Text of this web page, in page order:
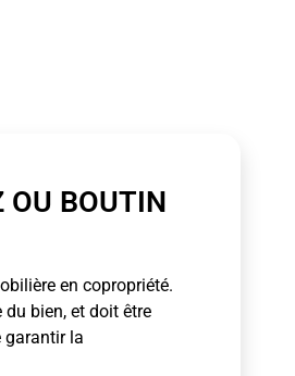
OU BOUTIN
en copropriété.
bien, et doit être
garantir la